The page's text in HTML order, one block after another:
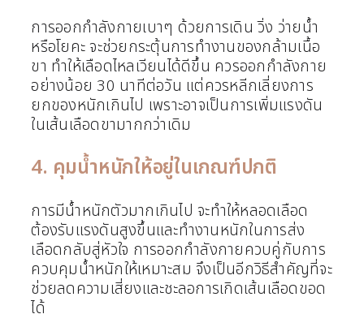
การออกกำลังกายเบาๆ ด้วยการเดิน วิ่ง ว่ายน้ำ
หรือโยคะ จะช่วยกระตุ้นการทำงานของกล้ามเนื้อ
ขา ทำให้เลือดไหลเวียนได้ดีขึ้น ควรออกกำลังกาย
อย่างน้อย 30 นาทีต่อวัน แต่ควรหลีกเลี่ยงการ
ยกของหนักเกินไป เพราะอาจเป็นการเพิ่มแรงดัน
ในเส้นเลือดขามากกว่าเดิม
4. คุมน้ำหนักให้อยู่ในเกณฑ์ปกติ
การมีน้ำหนักตัวมากเกินไป จะทำให้หลอดเลือด
ต้องรับแรงดันสูงขึ้นและทำงานหนักในการส่ง
เลือดกลับสู่หัวใจ การออกกำลังกายควบคู่กับการ
ควบคุมน้ำหนักให้เหมาะสม จึงเป็นอีกวิธีสำคัญที่จะ
ช่วยลดความเสี่ยงและชะลอการเกิดเส้นเลือดขอด
ได้